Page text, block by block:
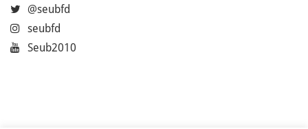
@seubfd
seubfd
Seub2010